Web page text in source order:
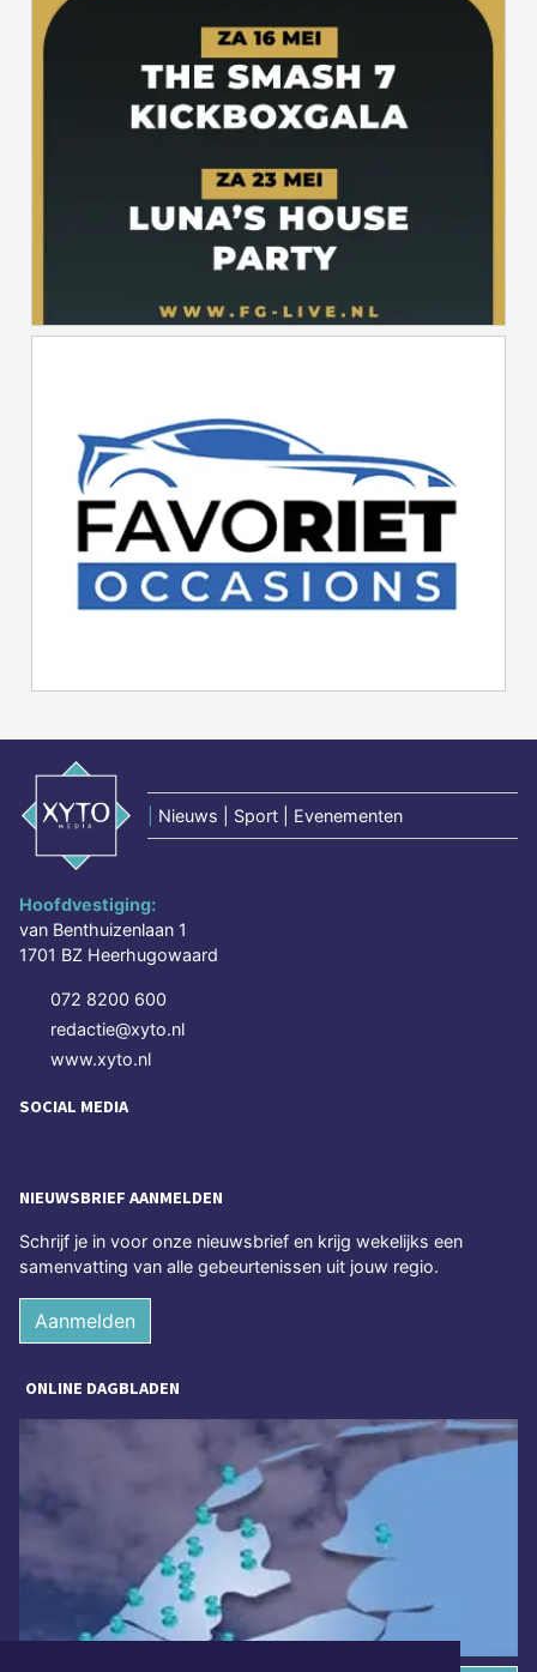
Nieuws | Sport | Evenementen
Hoofdvestiging:
van Benthuizenlaan 1
1701 BZ Heerhugowaard
072 8200 600
redactie@xyto.nl
www.xyto.nl
SOCIAL MEDIA
NIEUWSBRIEF AANMELDEN
Schrijf je in voor onze nieuwsbrief en krijg wekelijks een
samenvatting van alle gebeurtenissen uit jouw regio.
Aanmelden
ONLINE DAGBLADEN